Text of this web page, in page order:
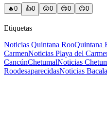
🔥0 👍0 😲0 😢0 😠0
Etiquetas
Noticias Quintana RooQuintana
CarmenNoticias Playa del
CancúnChetumalNoticias
RoodesaparecidasNoticias